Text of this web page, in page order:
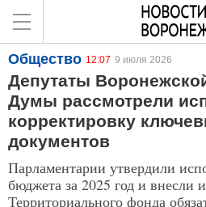
Общество 12:07 9 июля 2026
Депутаты
Думы рассмотрели
корректировку
документов
Парламентарии утвердили
бюджета за 2025 год и внесли
Территориального фонда